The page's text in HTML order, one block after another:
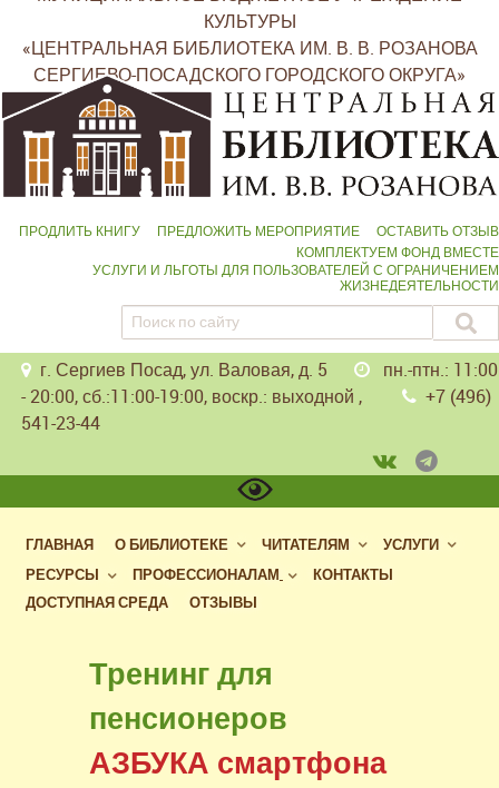
КУЛЬТУРЫ
«ЦЕНТРАЛЬНАЯ БИБЛИОТЕКА ИМ. В. В. РОЗАНОВА
СЕРГИЕВО-ПОСАДСКОГО ГОРОДСКОГО ОКРУГА»
ПРОДЛИТЬ КНИГУ ПРЕДЛОЖИТЬ МЕРОПРИЯТИЕ
ОСТАВИТЬ ОТЗЫВ
КОМПЛЕКТУЕМ ФОНД ВМЕСТЕ
УСЛУГИ И ЛЬГОТЫ ДЛЯ ПОЛЬЗОВАТЕЛЕЙ С ОГРАНИЧЕНИЕМ
ЖИЗНЕДЕЯТЕЛЬНОСТИ
г. Сергиев Посад, ул. Валовая, д. 5
пн.-птн.: 11:00
- 20:00, сб.:11:00-19:00, воскр.: выходной ,
+7 (496)
541-23-44
ГЛАВНАЯ О БИБЛИОТЕКЕ ЧИТАТЕЛЯМ
УСЛУГИ
РЕСУРСЫ
ПРОФЕССИОНАЛАМ
КОНТАКТЫ
ДОСТУПНАЯ СРЕДА
ОТЗЫВЫ
Бесплатный доступ
к фондам российских
библиотек
Тренинг для
пенсионеров
АЗБУКА смартфона